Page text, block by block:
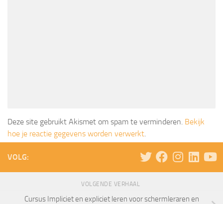
Deze site gebruikt Akismet om spam te verminderen. Bekijk
hoe je reactie gegevens worden verwerkt.
VOLG:
VOLGENDE VERHAAL
Cursus Impliciet en expliciet leren voor schermleraren en